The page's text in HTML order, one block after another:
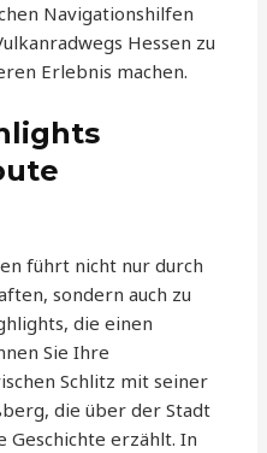
Navigationshilfen
Hessen zu
Erlebnis machen.
führt nicht nur durch
sondern auch zu
die einen
Sie Ihre
Schlitz mit seiner
die über der Stadt
Geschichte erzählt. In